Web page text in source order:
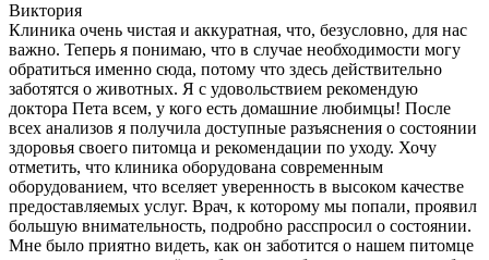
Виктория
Клиника очень чистая и аккуратная, что, безусловно, для нас
важно. Теперь я понимаю, что в случае необходимости могу
обратиться именно сюда, потому что здесь действительно
заботятся о животных. Я с удовольствием рекомендую
доктора Пета всем, у кого есть домашние любимцы! После
всех анализов я получила доступные разъяснения о состоянии
здоровья своего питомца и рекомендации по уходу. Хочу
отметить, что клиника оборудована современным
оборудованием, что вселяет уверенность в высоком качестве
предоставляемых услуг. Врач, к которому мы попали, проявил
большую внимательность, подробно расспросил о состоянии.
Мне было приятно видеть, как он заботится о нашем питомце